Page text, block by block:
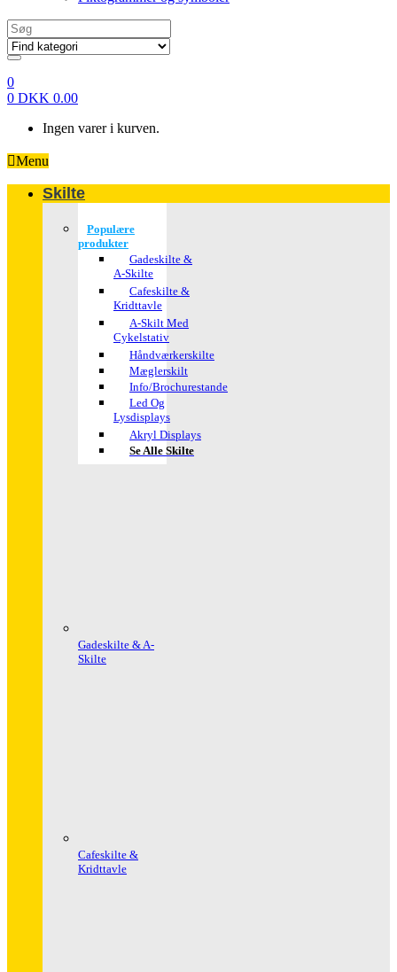
Search
for:
0
0 DKK 0.00
Ingen varer i kurven.
Menu
Skilte
Populære
produkter
Gadeskilte &
A-Skilte
Cafeskilte &
Kridttavle
A-Skilt Med
Cykelstativ
Håndværkerskilte
Mæglerskilt
Info/brochurestande
Led Og
Lysdisplays
Akryl Displays
Se Alle Skilte
Gadeskilte & A-
Skilte
Cafeskilte &
Kridttavle